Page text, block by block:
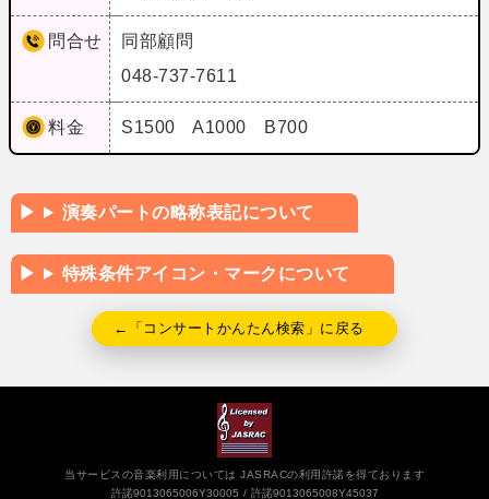
問合せ
同部顧問
048-737-7611
料金 S1500 A1000 B700
演奏パートの略称表記について
特殊条件アイコン・マークについて
←「コンサートかんたん検索」に戻る
当サービスの音楽利用については JASRACの利用許諾を得ております
許諾9013065006Y30005
許諾9013065008Y45037